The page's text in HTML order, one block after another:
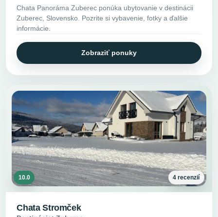
Chata Panoráma Zuberec ponúka ubytovanie v destinácii
Zuberec, Slovensko. Pozrite si vybavenie, fotky a ďalšie
informácie.
Zobraziť ponuky
10.0 4 recenzií
Chata Stromček